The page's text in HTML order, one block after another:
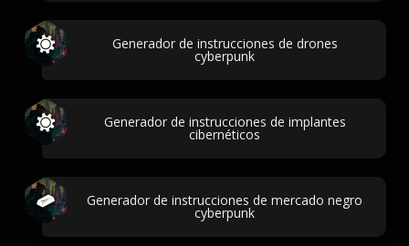
Generador de instrucciones de drones
cyberpunk
Generador de instrucciones de implantes
cibernéticos
Generador de instrucciones de mercado negro
cyberpunk